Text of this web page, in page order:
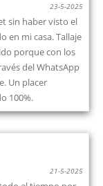
23-5-2025
sin haber visto el
en mi casa. Tallaje
porque con los
del WhatsApp
Un placer
100%.
21-5-2025